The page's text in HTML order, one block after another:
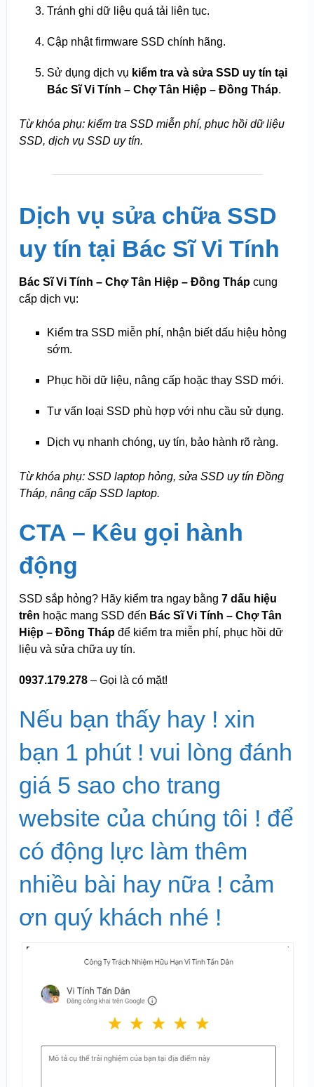
Tránh ghi dữ liệu quá tải liên tục.
Cập nhật firmware SSD chính hãng.
Sử dụng dịch vụ kiểm tra và sửa SSD uy tín tại
Bác Sĩ Vi Tính – Chợ Tân Hiệp – Đồng Tháp.
Từ khóa phụ: kiểm tra SSD miễn phí, phục hồi dữ liệu
SSD, dịch vụ SSD uy tín.
Dịch vụ sửa chữa SSD
uy tín tại Bác Sĩ Vi Tính
Bác Sĩ Vi Tính – Chợ Tân Hiệp – Đồng Thápcung
cấp dịch vụ:
Kiểm tra SSD miễn phí, nhận biết dấu hiệu hỏng
sớm.
Phục hồi dữ liệu, nâng cấp hoặc thay SSD mới.
Tư vấn loại SSD phù hợp với nhu cầu sử dụng.
Dịch vụ nhanh chóng, uy tín, bảo hành rõ ràng.
Từ khóa phụ: SSD laptop hỏng, sửa SSD uy tín Đồng
Tháp, nâng cấp SSD laptop.
CTA – Kêu gọi hành
động
SSD sắp hỏng? Hãy kiểm tra ngay bằng 7 dấu hiệu
trên hoặc mang SSD đến Bác Sĩ Vi Tính – Chợ Tân
Hiệp – Đồng Thápđể kiểm tra miễn phí, phục hồi dữ
liệu và sửa chữa uy tín.
0937.179.278– Gọi là có mặt!
Nếu bạn thấy hay ! xin
bạn 1 phút ! vui lòng đánh
giá 5 sao cho trang
website của chúng tôi ! để
có động lực làm thêm
nhiều bài hay nữa ! cảm
ơn quý khách nhé !